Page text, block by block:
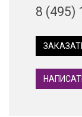
8 (495)